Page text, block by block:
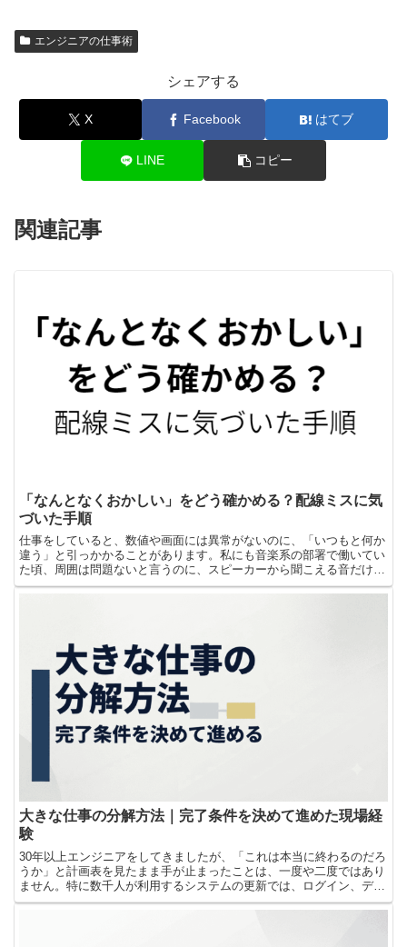
エンジニアの仕事術
シェアする
X Facebook はてブ
LINE コピー
関連記事
「なんとなくおかしい」をどう確かめる？配線ミスに気
づいた手順
仕事をしていると、数値や画面には異常がないのに、「いつもと何か
違う」と引っかかることがあります。私にも音楽系の部署で働いてい
た頃、周囲は問題ないと言うのに、スピーカーから聞こえる音だけが
妙に落ち着かないと感じた経験があります。最初は自分の気...
大きな仕事の分解方法｜完了条件を決めて進めた現場経
験
30年以上エンジニアをしてきましたが、「これは本当に終わるのだろ
うか」と計画表を見たまま手が止まったことは、一度や二度ではあり
ません。特に数千人が利用するシステムの更新では、ログイン、デー
タ連携、バックアップ、権限設定、データ移行など、確認...